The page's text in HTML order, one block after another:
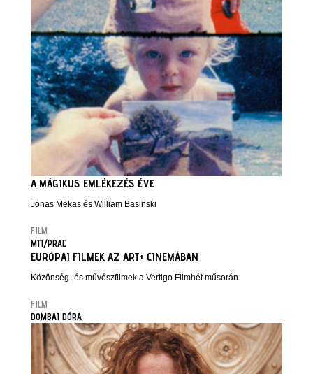
A MÁGIKUS EMLÉKEZÉS ÉVE
Jonas Mekas és William Basinski
FILM
MTI/PRAE
EURÓPAI FILMEK AZ ART+ CINEMÁBAN
Közönség- és művészfilmek a Vertigo Filmhét műsorán
FILM
DOMBAI DÓRA